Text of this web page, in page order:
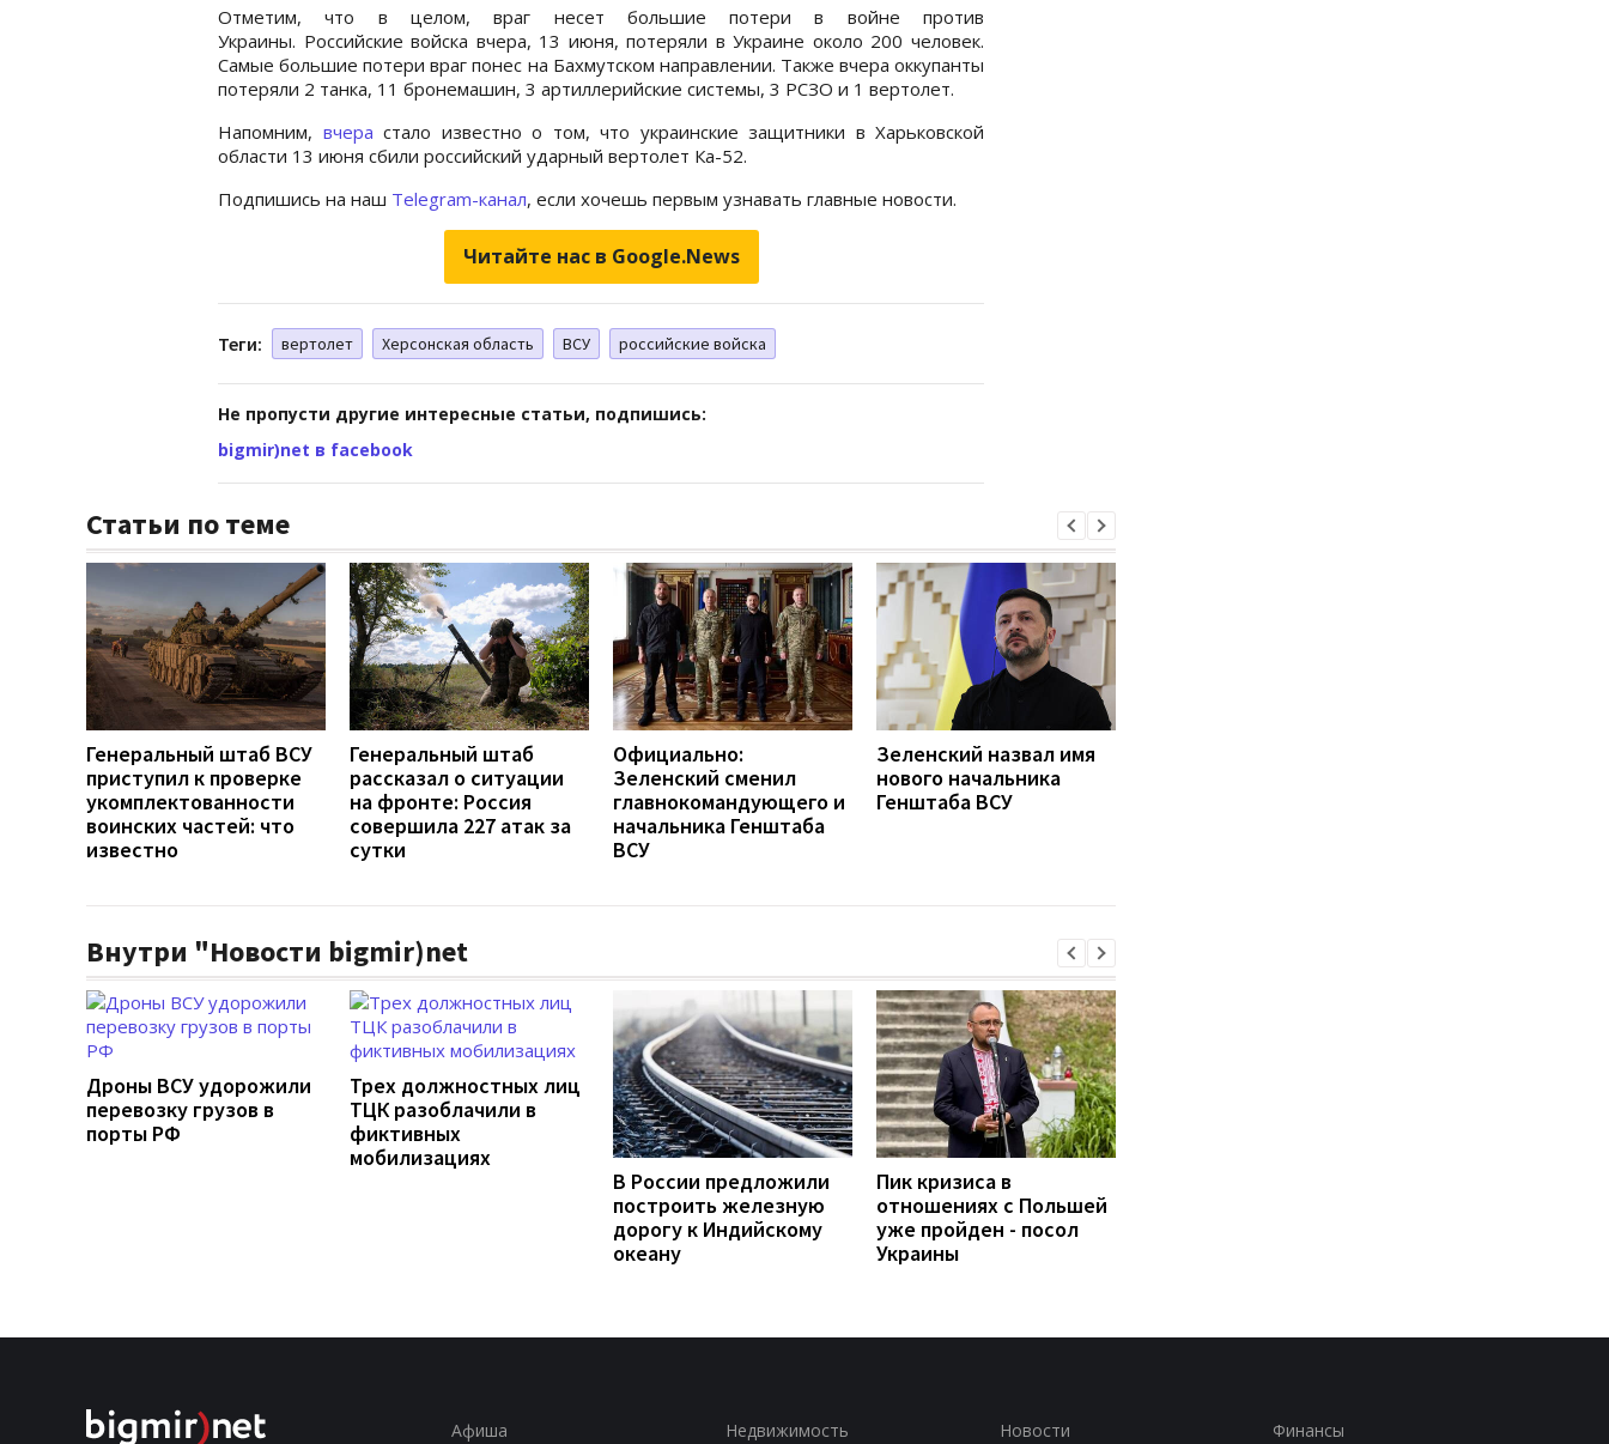
Отметим, что в целом, враг несет большие потери в войне против
Украины. Российские войска вчера, 13 июня, потеряли в Украине около 200 человек.
Самые большие потери враг понес на Бахмутском направлении. Также вчера оккупанты
потеряли 2 танка, 11 бронемашин, 3 артиллерийские системы, 3 РСЗО и 1 вертолет.
Напомним, вчера стало известно о том, что украинские защитники в Харьковской
области 13 июня сбили российский ударный вертолет Ка-52.
Подпишись на наш Telegram-канал, если хочешь первым узнавать главные новости.
Читайте нас в Google.News
Теги: вертолет Херсонская область ВСУ российские войска
Не пропусти другие интересные статьи, подпишись:
bigmir)net в facebook
Статьи по теме
Генеральный штаб ВСУ
приступил к проверке
укомплектованности
воинских частей: что
известно
Генеральный штаб
рассказал о ситуации
на фронте: Россия
совершила 227 атак за
сутки
Официально:
Зеленский сменил
главнокомандующего и
начальника Генштаба
ВСУ
Зеленский назвал имя
нового начальника
Генштаба ВСУ
Внутри "Новости bigmir)net
Дроны ВСУ удорожили
перевозку грузов в
порты РФ
Трех должностных лиц
ТЦК разоблачили в
фиктивных
мобилизациях
В России предложили
построить железную
дорогу к Индийскому
океану
Пик кризиса в
отношениях с Польшей
уже пройден - посол
Украины
Афиша Недвижимость Новости Финансы